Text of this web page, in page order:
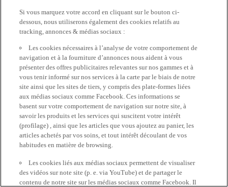
Si vous marquez votre accord en cliquant sur le bouton ci-
dessous, nous utiliserons également des cookies relatifs au
tracking, annonces & médias sociaux :
Les cookies nécessaires à l’analyse de votre comportement de
navigation et à la fourniture d’annonces nous aident à vous
présenter des offres publicitaires relevantes sur nos gammes et à
vous tenir informé sur nos services à la carte par le biais de notre
site ainsi que les sites de tiers, y compris des plate-formes liées
aux médias sociaux comme Facebook. Ces informations se
basent sur votre comportement de navigation sur notre site, à
savoir les produits et les services qui suscitent votre intérêt
(profilage) , ainsi que les articles que vous ajoutez au panier, les
articles achetés par vos soins, et tout intérêt découlant de vos
habitudes en matière de browsing.
Les cookies liés aux médias sociaux permettent de visualiser
des vidéos sur note site (p. e. via YouTube) et de partager le
contenu de notre site sur les médias sociaux comme Facebook. Il